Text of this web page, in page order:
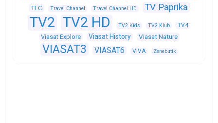
TLC Travel Channel Travel Channel HD TV Paprika
TV2 TV2 HD TV2 Kids TV2 Klub TV4
Viasat Explore Viasat History Viasat Nature
VIASAT3 VIASAT6 VIVA Zenebutik